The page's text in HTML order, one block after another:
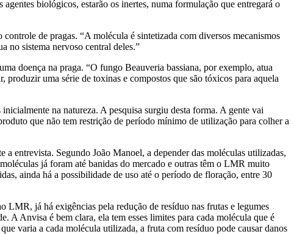
biológicos, estarão os inertes, numa formulação que entregará o
de pragas. “A molécula é sintetizada com diversos mecanismos
no sistema nervoso central deles.”
doença na praga. “O fungo Beauveria bassiana, por exemplo, atua
uma série de toxinas e compostos que são tóxicos para aquela
na natureza. A pesquisa surgiu desta forma. A gente vai
que não tem restrição de período mínimo de utilização para colher a
entrevista. Segundo João Manoel, a depender das moléculas utilizadas,
já foram até banidas do mercado e outras têm o LMR muito
ainda há a possibilidade de uso até o período de floração, entre 30
LMR, já há exigências pela redução de resíduo nas frutas e legumes
A Anvisa é bem clara, ela tem esses limites para cada molécula que é
varia a cada molécula utilizada, a fruta com resíduo pode causar danos